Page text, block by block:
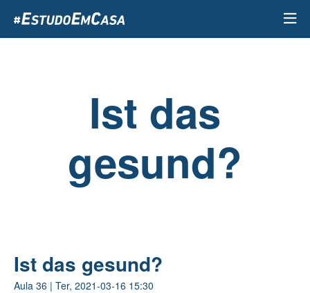
para
o
Ist das
gesund?
Ist das gesund?
Aula 36 | Ter, 2021-03-16 15:30